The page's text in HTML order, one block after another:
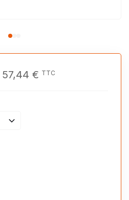
57,44 € TTC